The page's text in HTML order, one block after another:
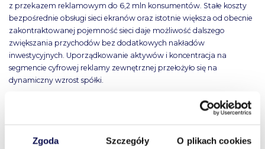
Zgoda Szczegóły O plikach cookies
z przekazem reklamowym do 6,2 mln konsumentów. Stałe koszty
bezpośrednie obsługi sieci ekranów oraz istotnie większa od obecnie
zakontraktowanej pojemność sieci daje możliwość dalszego
zwiększania przychodów bez dodatkowych nakładów
inwestycyjnych. Uporządkowanie aktywów i koncentracja na
segmencie cyfrowej reklamy zewnętrznej przełożyło się na
dynamiczny wzrost spółki.
W 2021 roku Spółka osiągnęła przychody o 34% wyższe niż w 2020
reklamy zewnętrznej odnotował przepływy pieniężne z działalności